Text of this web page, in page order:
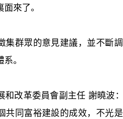
來了。
群眾的意見建議，並不斷調
。
改革委員會副主任 謝曉波
共同富裕建設的成效，不光